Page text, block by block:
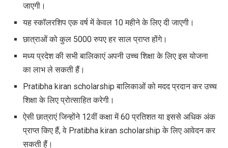
जाएगी।
यह स्कॉलरशिप एक वर्ष में केवल 10 महीने के लिए दी जाएगी।
छात्राओं को कुल 5000 रुपए हर साल प्राप्त होंगे।
मध्य प्रदेश की सभी बालिकाएं अपनी उच्च शिक्षा के लिए इस योजना
का लाभ ले सकती हैं।
Pratibha kiran scholarship बालिकाओं को मदद प्रदान कर उच्च
शिक्षा के लिए प्रोत्साहित करेगी।
ऐसी छात्राएं जिन्होंने 12वीं कक्षा में 60 प्रतिशत या इससे अधिक अंक
प्राप्त किए हैं, वे Pratibha kiran scholarship के लिए आवेदन कर
सकती हैं।